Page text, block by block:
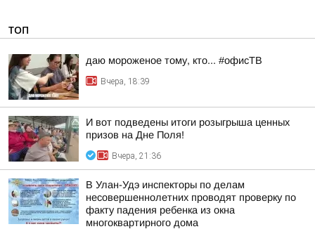
ТОП
даю мороженое тому, кто... #офисТВ
Вчера, 18:39
И вот подведены итоги розыгрыша ценных
призов на Дне Поля!
Вчера, 21:36
В Улан-Удэ инспекторы по делам
несовершеннолетних проводят проверку по
факту падения ребенка из окна
многоквартирного дома